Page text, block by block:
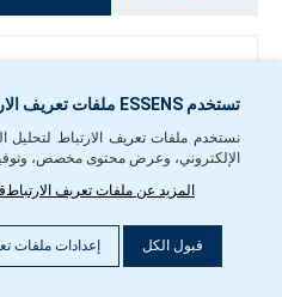
تستخدم ESSENS ملفات تعريف الارتباط
نستخدم ملفات تعريف الارتباط لتحليل
الإلكتروني، وعرض محتوى مخصص،
المزيد عن ملفات تعريف الارتباط
قبول الكل إعدادات ملفات